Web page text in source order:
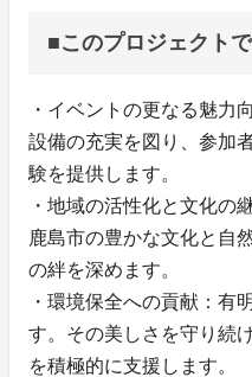
■このプロジェクト
・イベントの更なる魅力
設備の充実を図り、参加
験を提供します。
・地域の活性化と文化の
鹿島市の豊かな文化と自
の絆を深めます。
・環境保全への貢献：有
す。その美しさを守り続
を積極的に支援します。